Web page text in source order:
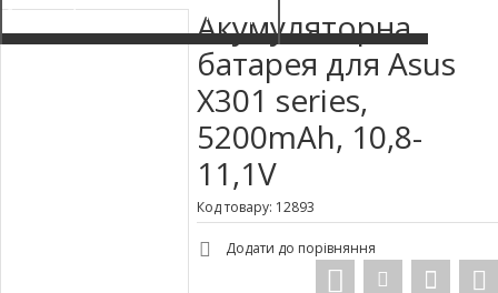
Автомобільні зарядні пристроїАкумуляторна
батарея для Asus
X301 series,
5200mAh, 10,8-
11,1V
Код товару: 12893
Додати до порівняння